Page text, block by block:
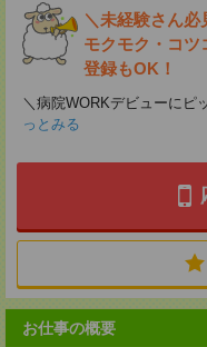
＼未経験さん必
モクモク・コツ
登録もOK！
＼病院WORKデビューにピ
っとみる
お仕事の概要